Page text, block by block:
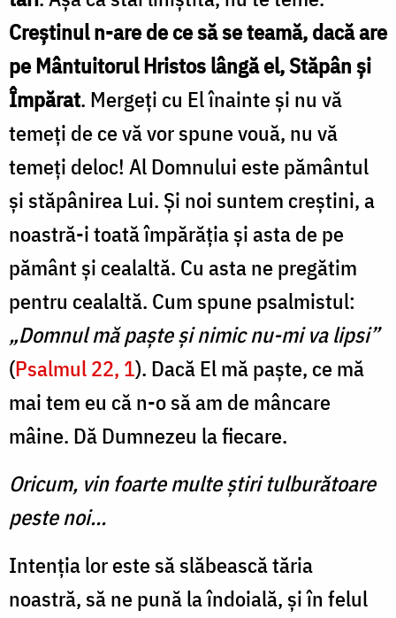
Creștinul n-are de ce să se teamă, dacă are
pe Mântuitorul Hristos lângă el, Stăpân și
Împărat. Mergeți cu El înainte și nu vă
temeți de ce vă vor spune vouă, nu vă
temeți deloc! Al Domnului este pământul
și stăpânirea Lui. Și noi suntem creștini, a
noastră-i toată împărăția și asta de pe
pământ și cealaltă. Cu asta ne pregătim
pentru cealaltă. Cum spune psalmistul:
„Domnul mă paște și nimic nu-mi va lipsi”
(Psalmul 22, 1). Dacă El mă paște, ce mă
mai tem eu că n-o să am de mâncare
mâine. Dă Dumnezeu la fiecare.
Oricum, vin foarte multe știri tulburătoare
peste noi…
Intenția lor este să slăbească tăria
noastră, să ne pună la îndoială, și în felul